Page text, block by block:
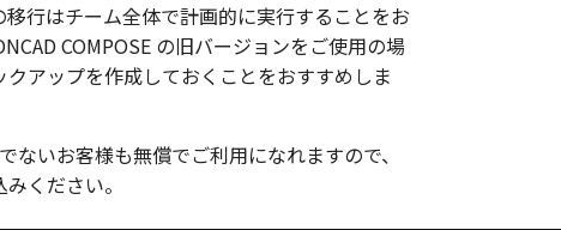
行はチーム全体で計画的に実行することをお
COMPOSE の旧バージョンをご使用の場
アップを作成しておくことをおすすめしま
ないお客様も無償でご利用になれますので、
ください。